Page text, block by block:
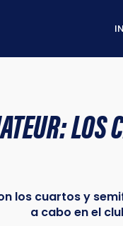
los cuartos y
a cabo en el